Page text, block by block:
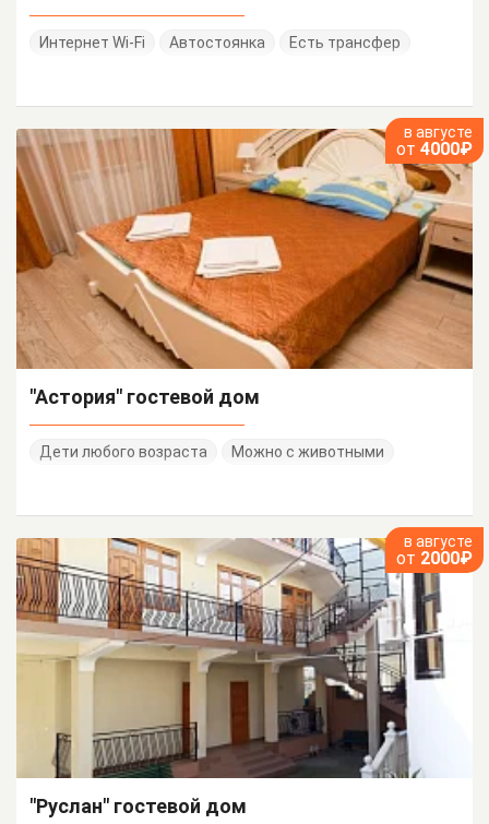
Интернет Wi-Fi Автостоянка Есть трансфер
в августе
от 4000₽
"Астория" гостевой дом
Дети любого возраста Можно с животными
в августе
от 2000₽
"Руслан" гостевой дом